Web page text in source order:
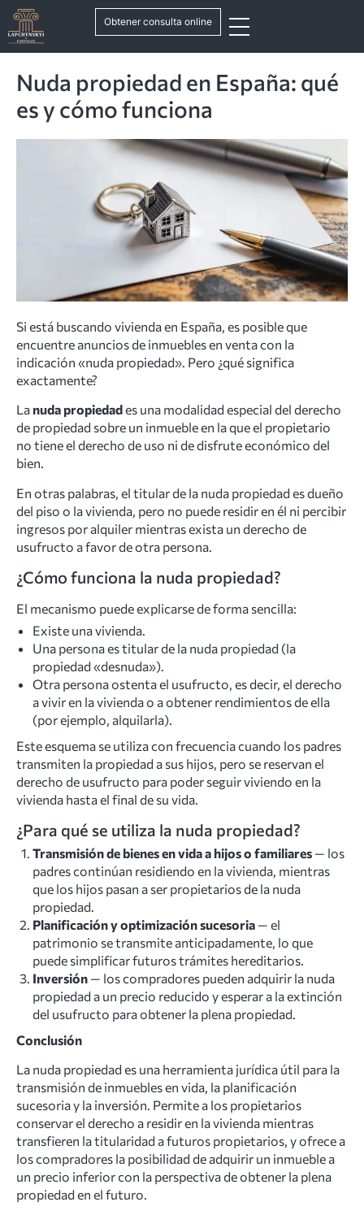
Obtener consulta online
Nuda propiedad en España: qué
es y cómo funciona
Si está buscando vivienda en España, es posible que
encuentre anuncios de inmuebles en venta con la
indicación «nuda propiedad». Pero ¿qué significa
exactamente?
La nuda propiedades una modalidad especial del derecho
de propiedad sobre un inmueble en la que el propietario
no tiene el derecho de uso ni de disfrute económico del
bien.
En otras palabras, el titular de la nuda propiedad es dueño
del piso o la vivienda, pero no puede residir en él ni percibir
ingresos por alquiler mientras exista un derecho de
usufructo a favor de otra persona.
¿Cómo funciona la nuda propiedad?
El mecanismo puede explicarse de forma sencilla:
Existe una vivienda.
Una persona es titular de la nuda propiedad (la
propiedad «desnuda»).
Otra persona ostenta el usufructo, es decir, el derecho
a vivir en la vivienda o a obtener rendimientos de ella
(por ejemplo, alquilarla).
Este esquema se utiliza con frecuencia cuando los padres
transmiten la propiedad a sus hijos, pero se reservan el
derecho de usufructo para poder seguir viviendo en la
vivienda hasta el final de su vida.
¿Para qué se utiliza la nuda propiedad?
Transmisión de bienes en vida a hijos o familiares — los
padres continúan residiendo en la vivienda, mientras
que los hijos pasan a ser propietarios de la nuda
propiedad.
Planificación y optimización sucesoria — el
patrimonio se transmite anticipadamente, lo que
puede simplificar futuros trámites hereditarios.
Inversión — los compradores pueden adquirir la nuda
propiedad a un precio reducido y esperar a la extinción
del usufructo para obtener la plena propiedad.
Conclusión
La nuda propiedad es una herramienta jurídica útil para la
transmisión de inmuebles en vida, la planificación
sucesoria y la inversión. Permite a los propietarios
conservar el derecho a residir en la vivienda mientras
transfieren la titularidad a futuros propietarios, y ofrece a
los compradores la posibilidad de adquirir un inmueble a
un precio inferior con la perspectiva de obtener la plena
propiedad en el futuro.